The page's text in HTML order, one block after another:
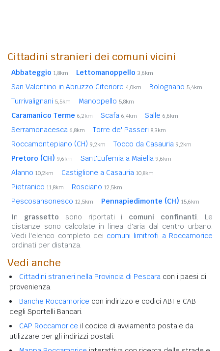
Cittadini stranieri dei comuni vicini
Abbateggio 1,8km Lettomanoppello 3,6km
San Valentino in Abruzzo Citeriore 4,0km Bolognano 5,4km
Turrivalignani 5,5km Manoppello 5,8km
Caramanico Terme 6,2km Scafa 6,4km Salle 6,6km
Serramonacesca 6,8km Torre de' Passeri 8,3km
Roccamontepiano (CH) 9,2km Tocco da Casauria 9,2km
Pretoro (CH) 9,6km Sant'Eufemia a Maiella 9,6km
Alanno 10,2km Castiglione a Casauria 10,8km
Pietranico 11,8km Rosciano 12,5km
Pescosansonesco 12,5km Pennapiedimonte (CH) 15,6km
In grassetto sono riportati i comuni confinanti. Le
distanze sono calcolate in linea d'aria dal centro urbano.
Vedi l'elenco completo dei comuni limitrofi a Roccamorice
ordinati per distanza.
Vedi anche
Cittadini stranieri nella Provincia di Pescara con i paesi di
provenienza.
Banche Roccamorice con indirizzo e codici ABI e CAB
degli Sportelli Bancari.
CAP Roccamorice il codice di avviamento postale da
utilizzare per gli indirizzi postali.